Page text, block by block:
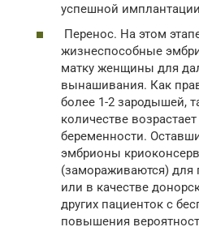
успешной
Перенос. На этом
жизнеспособные
матку женщины для
вынашивания. Как
более 1-2 зародышей,
количестве
беременности.
эмбрионы
(замораживаются)
или в качестве
других пациенток с
повышения